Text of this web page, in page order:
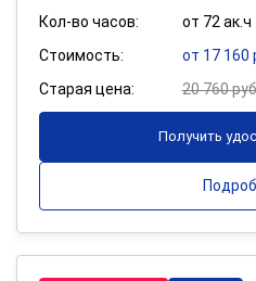
Кол-во часов:
от 72 ак.ч
Стоимость:
от 17 160
Старая цена:
20 760
Получить